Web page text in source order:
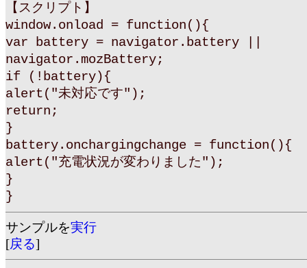
【スクリプト】
window.onload = function(){
var battery = navigator.battery ||
navigator.mozBattery;
if (!battery){
alert("未対応です");
return;
}
battery.onchargingchange = function(){
alert("充電状況が変わりました");
}
}
サンプルを実行
[戻る]